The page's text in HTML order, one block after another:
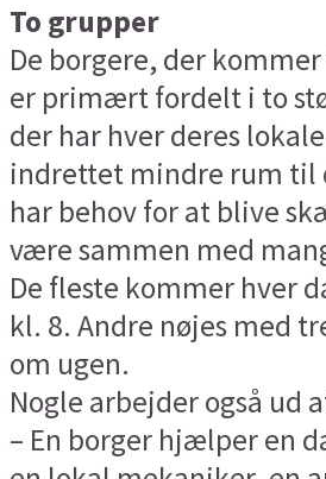
To grupper
De borgere, der
er primært fordelt i to
der har hver deres
indrettet mindre rum til
har behov for at blive
være sammen med
De fleste kommer hver
kl. 8. Andre nøjes med
om ugen.
Nogle arbejder også ud
– En borger hjælper en